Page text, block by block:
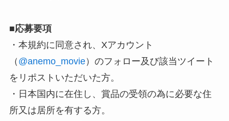
■応募要項
・本規約に同意され、Xアカウント
（ @anemo_movie）のフォロー及び該当ツイート
をリポストいただいた方。
・日本国内に在住し、賞品の受領の為に必要な住
所又は居所を有する方。